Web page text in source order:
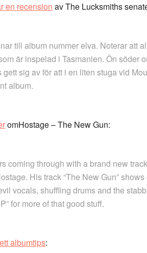
en recension av The Lucksmiths
till album nummer elva. Noterar att
är inspelad i Tasmanien. Ön söder
gett sig av för att i en liten stuga vid
album.
omHostage – The New Gun:
coming through with a brand new
His track “The New Gun”
vocals, shuffling drums and the
for more of that good stuff.
albumtips: